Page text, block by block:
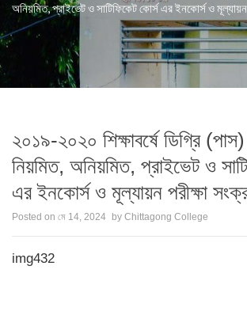
অনিয়মিত, প্রাইভেট ও সাটিফিকেট কোর্স এর ইনকোর্স ও মূল্যায়ন
২০১৯-২০২০ শিক্ষাবর্ষে ডিগ্রি
নিয়মিত, অনিয়মিত, প্রাইভেট ও
এর ইনকোর্স ও মূল্যায়ন পরীক্ষা
Posted on মে 14, 2024 by Chittagong College
img432